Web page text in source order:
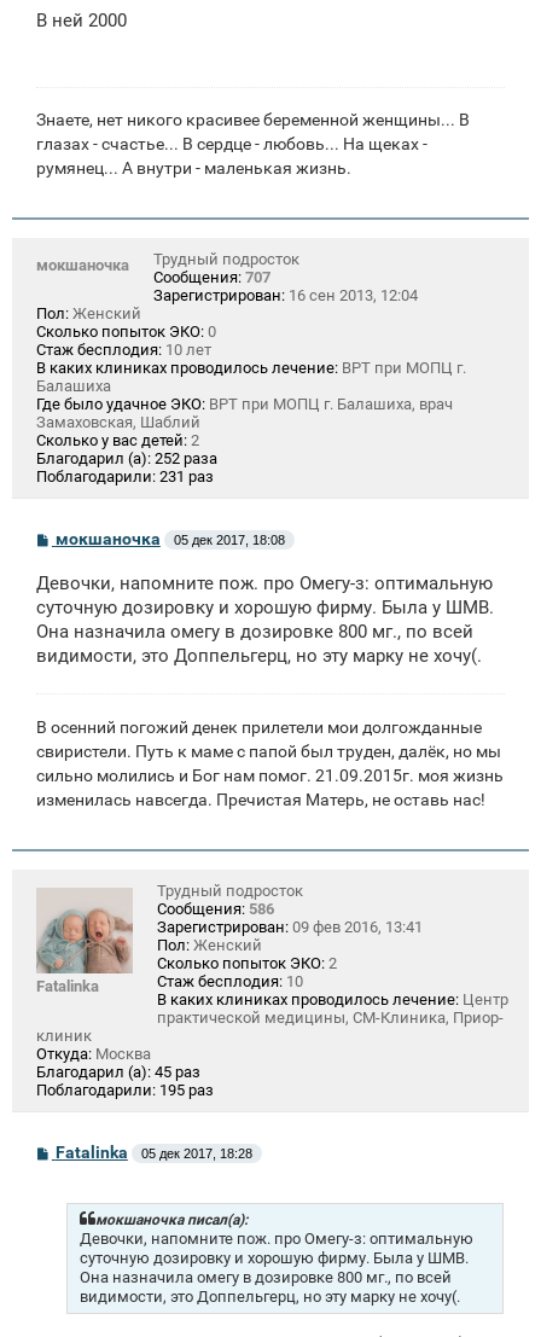
В ней 2000
Знаете, нет никого красивее беременной женщины... В
глазах - счастье... В сердце - любовь... На щеках -
румянец... А внутри - маленькая жизнь.
мокшаночка
Трудный подросток
Сообщения: 707
Зарегистрирован: 16 сен 2013, 12:04
Пол: Женский
Сколько попыток ЭКО: 0
Стаж бесплодия: 10 лет
В каких клиниках проводилось лечение: ВРТ при МОПЦ г.
Балашиха
Где было удачное ЭКО: ВРТ при МОПЦ г. Балашиха, врач
Замаховская, Шаблий
Сколько у вас детей: 2
Благодарил (а): 252 раза
Поблагодарили: 231 раз
С
б
щ
е
н
и
мокшаночка 05 дек 2017, 18:08
Девочки, напомните пож. про Омегу-з: оптимальную
суточную дозировку и хорошую фирму. Была у ШМВ.
Она назначила омегу в дозировке 800 мг., по всей
видимости, это Доппельгерц, но эту марку не хочу(.
В осенний погожий денек прилетели мои долгожданные
свиристели. Путь к маме с папой был труден, далёк, но мы
сильно молились и Бог нам помог. 21.09.2015г. моя жизнь
изменилась навсегда. Пречистая Матерь, не оставь нас!
Fatalinka
Трудный подросток
Сообщения: 586
Зарегистрирован: 09 фев 2016, 13:41
Пол: Женский
Сколько попыток ЭКО: 2
Стаж бесплодия: 10
В каких клиниках проводилось лечение: Центр
практической медицины, СМ-Клиника, Приор-
клиник
Откуда: Москва
Благодарил (а): 45 раз
Поблагодарили: 195 раз
СFatalinka 05 дек 2017, 18:28
мокшаночка писал(а):
Девочки, напомните пож. про Омегу-з: оптимальную
суточную дозировку и хорошую фирму. Была у ШМВ.
Она назначила омегу в дозировке 800 мг., по всей
видимости, это Доппельгерц, но эту марку не хочу(.